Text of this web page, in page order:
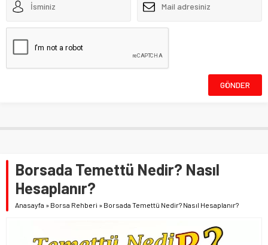
Borsada Temettü Nedir? Nasıl
Hesaplanır?
Anasayfa » Borsa Rehberi » Borsada Temettü Nedir? Nasıl Hesaplanır?